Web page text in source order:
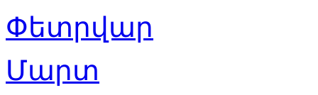
Փետրվար
Մարտ